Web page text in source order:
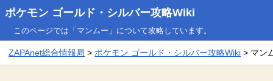
ポケモン ゴールド・シルバー攻略Wiki
このページでは「マンムー」について攻略しています。
ZAPAnet総合情報局 >ポケモン ゴールド・シルバー攻略Wiki > マン